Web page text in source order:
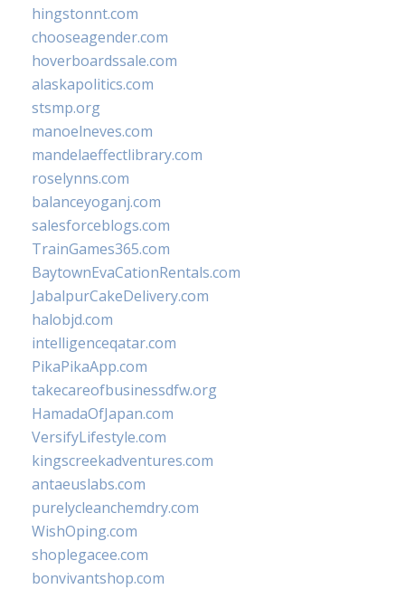
hingstonnt.com
chooseagender.com
hoverboardssale.com
alaskapolitics.com
stsmp.org
manoelneves.com
mandelaeffectlibrary.com
roselynns.com
balanceyoganj.com
salesforceblogs.com
TrainGames365.com
BaytownEvaCationRentals.com
JabalpurCakeDelivery.com
halobjd.com
intelligenceqatar.com
PikaPikaApp.com
takecareofbusinessdfw.org
HamadaOfJapan.com
VersifyLifestyle.com
kingscreekadventures.com
antaeuslabs.com
purelycleanchemdry.com
WishOping.com
shoplegacee.com
bonvivantshop.com